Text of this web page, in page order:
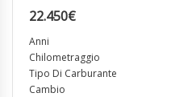
22.450€
Anni
Chilometraggio
Tipo Di Carburante
Cambio